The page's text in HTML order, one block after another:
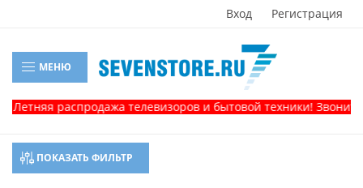
Вход Регистрация
МЕНЮ
распродажа телевизоров и бытовой техники! Звоните, и
ПОКАЗАТЬ ФИЛЬТР